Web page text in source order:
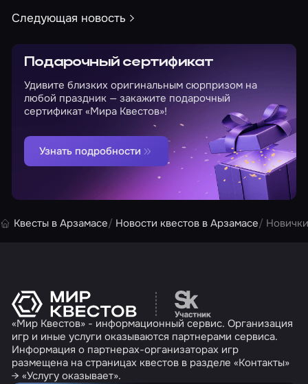
Следующая новость
Подарочный сертификат
Удивите близких оригинальным сюрпризом на
любой праздник — закажите подарочный
сертификат «Мира Квестов»!
Узнать подробности
Квесты в Арзамасе Новости квестов в Арзамасе
Перейти на сайт
«Мир Квестов» - информационный сервис. Организация
игр и иные услуги оказываются партнерами сервиса.
Информация о партнерах-организаторах игр
размещена на страницах квестов в разделе «Контакты»
→ «Услугу оказывает».